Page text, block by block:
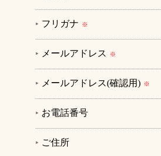
フリガナ ※
メールアドレス ※
メールアドレス(確認用) ※
お電話番号
ご住所